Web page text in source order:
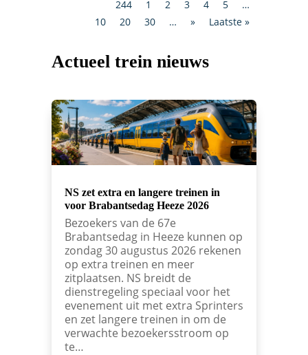
244
1 2 3 4 5
…
10
20 30 … » Laatste »
Actueel trein nieuws
NS zet extra en langere treinen in
voor Brabantsedag Heeze 2026
Bezoekers van de 67e
Brabantsedag in Heeze kunnen op
zondag 30 augustus 2026 rekenen
op extra treinen en meer
zitplaatsen. NS breidt de
dienstregeling speciaal voor het
evenement uit met extra Sprinters
en zet langere treinen in om de
verwachte bezoekersstroom op
te…